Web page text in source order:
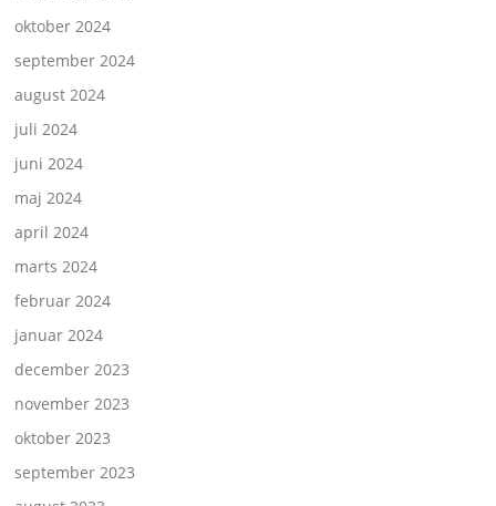
oktober 2024
september 2024
august 2024
juli 2024
juni 2024
maj 2024
april 2024
marts 2024
februar 2024
januar 2024
december 2023
november 2023
oktober 2023
september 2023